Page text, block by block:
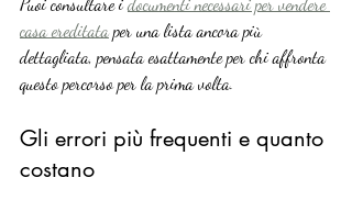
casa ereditata per una lista ancora più
dettagliata, pensata esattamente per chi affronta
questo percorso per la prima volta.
Gli errori più frequenti e quanto
costano